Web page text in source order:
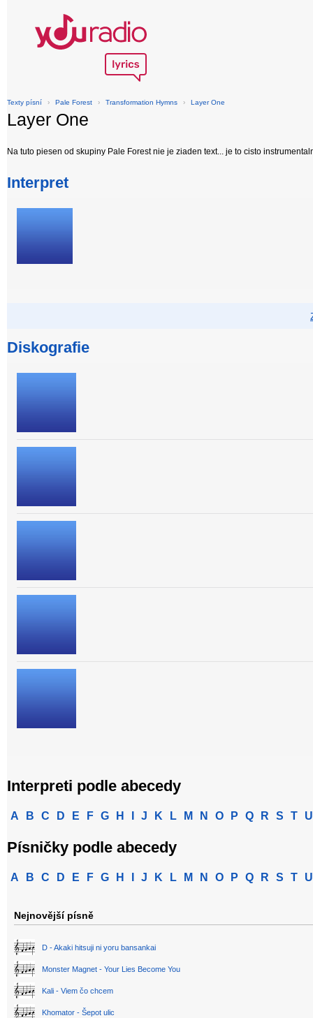
Texty písní › Pale Forest › Transformation Hymns › Layer One
Layer One
Na tuto piesen od skupiny Pale Forest nie je ziaden text... je to cisto
Interpret
Diskografie
Interpreti podle abecedy
A B C D E F G H J K L M N O P Q R S T U
Písničky podle abecedy
A B C D E F G H J K L M N O P Q R S T U
Nejnovější písně
D - Akaki hitsuji ni yoru bansankai
Monster Magnet - Your Lies Become You
Kali - Viem čo chcem
Khomator - Šepot ulic